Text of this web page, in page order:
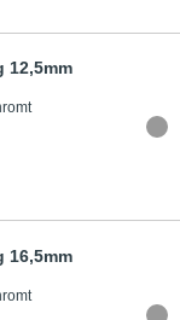
12,5mm
16,5mm